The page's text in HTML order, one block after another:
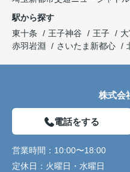
駅から探す
東十条
王子神谷 王子
赤羽岩淵
さいたま新都心
株式会
電話をする
営業時間： 10:00〜18:00
定休日： 火曜日・水曜日